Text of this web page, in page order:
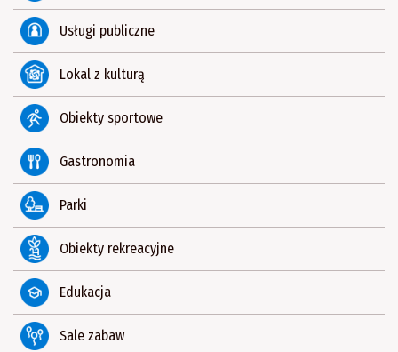
Usługi publiczne
Lokal z kulturą
Obiekty sportowe
Gastronomia
Parki
Obiekty rekreacyjne
Edukacja
Sale zabaw